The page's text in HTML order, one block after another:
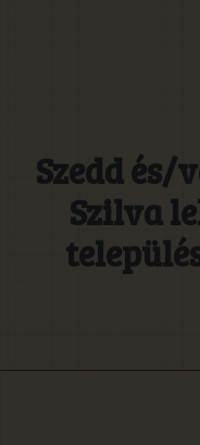
Szedd és/
Szilva